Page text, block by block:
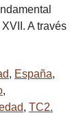
A través
, España,
,
, TC2.